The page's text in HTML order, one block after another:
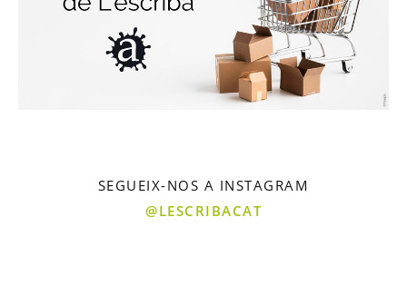
SEGUEIX-NOS A INSTAGRAM
@LESCRIBACAT